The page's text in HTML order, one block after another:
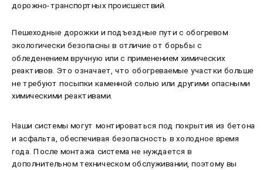
дорожно-транспортных происшествий.
Пешеходные дорожки и подъездные пути с обогревом
экологически безопасны в отличие от борьбы с
обледенением вручную или с применением химических
реактивов. Это означает, что обогреваемые участки больше
не требуют посыпки каменной солью или другими опасными
химическими реактивами.
Наши системы могут монтироваться под покрытия из бетона
и асфальта, обеспечивая безопасность в холодное время
года. После монтажа система не нуждается в
дополнительном техническом обслуживании, поэтому вы